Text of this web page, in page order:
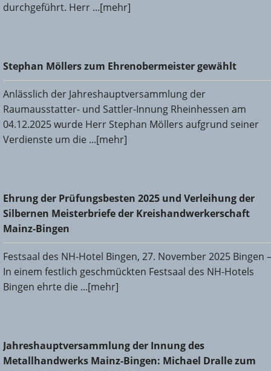
durchgeführt. Herr ...[mehr]
Stephan Möllers zum Ehrenobermeister gewählt
Stephan Möllers zum Ehrenobermeister gewählt
Anlässlich der Jahreshauptversammlung der
Raumausstatter- und Sattler-Innung Rheinhessen am
04.12.2025 wurde Herr Stephan Möllers aufgrund seiner
Verdienste um die ...[mehr]
Ehrung der Prüfungsbesten 2025 und Verleihung der
Silbernen Meisterbriefe der Kreishandwerkerschaft Mainz-
Bingen
Ehrung der Prüfungsbesten 2025 und Verleihung der
Silbernen Meisterbriefe der Kreishandwerkerschaft
Mainz-Bingen
Festsaal des NH-Hotel Bingen, 27. November 2025 Bingen –
In einem festlich geschmückten Festsaal des NH-Hotels
Bingen ehrte die ...[mehr]
Jahreshauptversammlung der Innung des
Metallhandwerks Mainz-Bingen: Michael Dralle zum neuen
Jahreshauptversammlung der Innung des
Metallhandwerks Mainz-Bingen: Michael Dralle zum